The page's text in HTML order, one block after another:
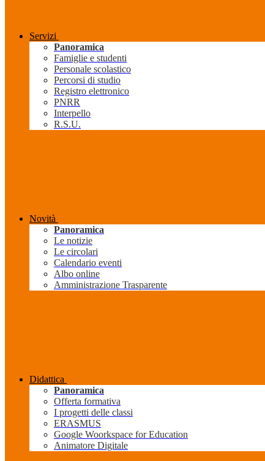
Servizi
Panoramica
Famiglie e studenti
Personale scolastico
Percorsi di studio
Registro elettronico
PNRR
Interpello
R.S.U.
Novità
Panoramica
Le notizie
Le circolari
Calendario eventi
Albo online
Amministrazione Trasparente
Didattica
Panoramica
Offerta formativa
I progetti delle classi
ERASMUS
Google Woorkspace for Education
Animatore Digitale